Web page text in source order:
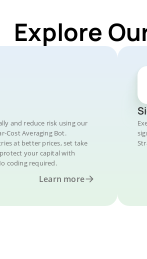
Explore
and reduce risk using our
Cost Averaging Bot.
at better prices, set take
your capital with
coding required.
Learn more